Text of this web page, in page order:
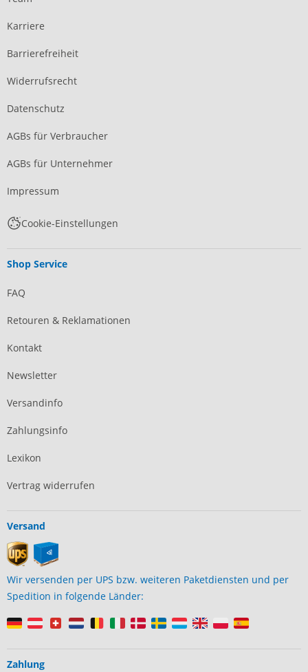
Karriere
Barrierefreiheit
Widerrufsrecht
Datenschutz
AGBs für Verbraucher
AGBs für Unternehmer
Impressum
Cookie-Einstellungen
Shop Service
FAQ
Retouren & Reklamationen
Kontakt
Newsletter
Versandinfo
Zahlungsinfo
Lexikon
Vertrag widerrufen
Versand
Wir versenden per UPS bzw. weiteren Paketdiensten und per
Spedition in folgende Länder:
Zahlung